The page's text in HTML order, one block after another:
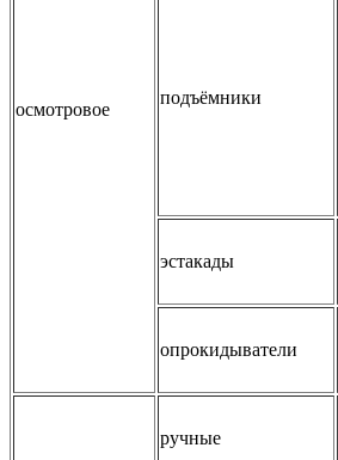
осмотровое
подъёмники
эстакады
опрокидыватели
ручные